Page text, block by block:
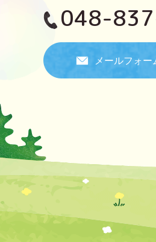
048-
メールフォー